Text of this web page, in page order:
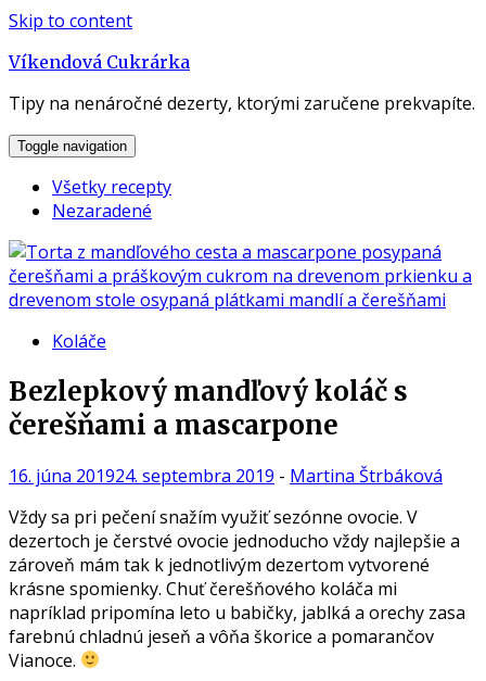
Skip to content
Víkendová Cukrárka
Tipy na nenáročné dezerty, ktorými zaručene prekvapíte.
Toggle navigation
Všetky recepty
Nezaradené
Koláče
Bezlepkový mandľový koláč s
čerešňami a mascarpone
16. júna 201924. septembra 2019 - Martina Štrbáková
Vždy sa pri pečení snažím využiť sezónne ovocie. V
dezertoch je čerstvé ovocie jednoducho vždy najlepšie a
zároveň mám tak k jednotlivým dezertom vytvorené
krásne spomienky. Chuť čerešňového koláča mi
napríklad pripomína leto u babičky, jablká a orechy zasa
farebnú chladnú jeseň a vôňa škorice a pomarančov
Vianoce.